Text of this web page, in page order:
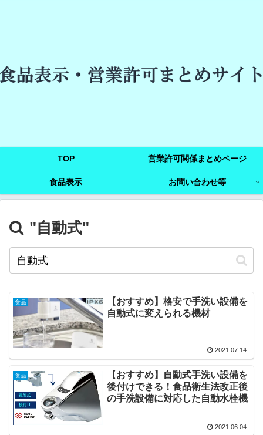
TOP 営業許可関係まとめページ
食品表示 お問い合わせ等
"自動式"
食品
【おすすめ】格安で手洗い設備を
自動式に変えられる機材
2021.07.14
食品
【おすすめ】自動式手洗い設備を
後付けできる！食品衛生法改正後
の手洗設備に対応した自動水栓機
2021.06.04